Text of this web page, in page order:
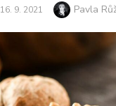
POSTED
16. 9. 2021 Author
Pavla